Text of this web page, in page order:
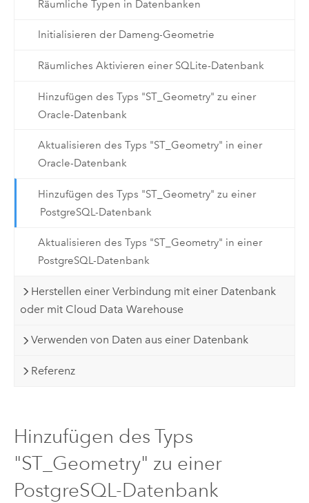
Räumliche Typen in Datenbanken
Initialisieren der Dameng-Geometrie
Räumliches Aktivieren einer SQLite-Datenbank
Hinzufügen des Typs "ST_Geometry" zu einer
Oracle-Datenbank
Aktualisieren des Typs "ST_Geometry" in einer
Oracle-Datenbank
Hinzufügen des Typs "ST_Geometry" zu einer
PostgreSQL-Datenbank
Aktualisieren des Typs "ST_Geometry" in einer
PostgreSQL-Datenbank
Herstellen einer Verbindung mit einer Datenbank
oder mit Cloud Data Warehouse
Verwenden von Daten aus einer Datenbank
Referenz
Hinzufügen des Typs
"ST_Geometry" zu einer
PostgreSQL-Datenbank